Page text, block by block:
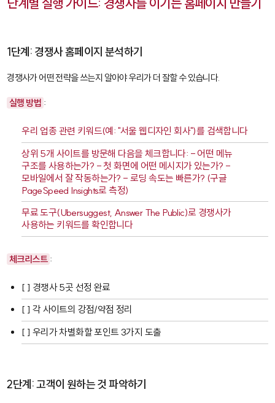
단계별 실행 가이드: 경쟁사를 이기는 홈페이지 만들기
1단계: 경쟁사 홈페이지 분석하기
경쟁사가 어떤 전략을 쓰는지 알아야 우리가 더 잘할 수 있습니다.
실행 방법 :
우리 업종 관련 키워드(예: "서울 웹디자인 회사")를 검색합니다
상위 5개 사이트를 방문해 다음을 체크합니다: - 어떤 메뉴
구조를 사용하는가? - 첫 화면에 어떤 메시지가 있는가? -
모바일에서 잘 작동하는가? - 로딩 속도는 빠른가? (구글
PageSpeed Insights로 측정)
무료 도구(Ubersuggest, Answer The Public)로 경쟁사가
사용하는 키워드를 확인합니다
체크리스트 :
[ ] 경쟁사 5곳 선정 완료
[ ] 각 사이트의 강점/약점 정리
[ ] 우리가 차별화할 포인트 3가지 도출
2단계: 고객이 원하는 것 파악하기